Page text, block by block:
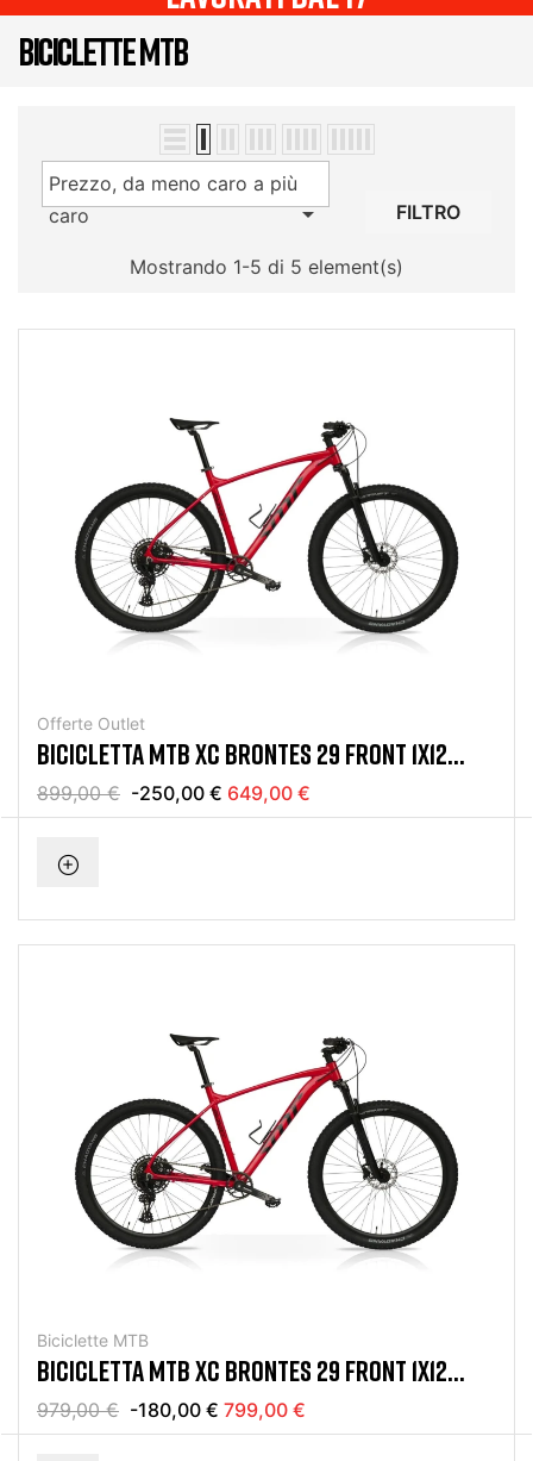
BICICLETTE MTB
Prezzo, da meno caro a più
caro
 FILTRO
Mostrando 1-5 di 5 element(s)
Offerte Outlet
BICICLETTA MTB XC BRONTES 29 FRONT 1X12
SRAM EAGLE RED
899,00 € -250,00 € 649,00 €
Biciclette MTB
BICICLETTA MTB XC BRONTES 29 FRONT 1X12
SRAM EAGLE ROSSO
979,00 € -180,00 € 799,00 €